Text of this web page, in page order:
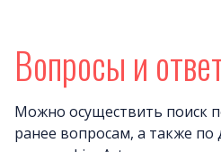
Вопросы и
Можно осуществить поиск
ранее вопросам, а также